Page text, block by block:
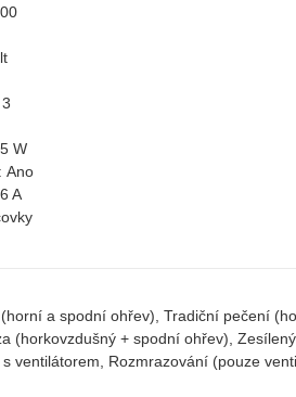
3
W
Ano
A
a spodní ohřev), Tradiční pečení
(horkovzdušný + spodní ohřev),
ventilátorem, Rozmrazování (pouze